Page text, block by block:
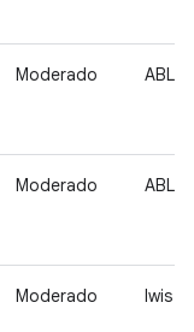
Moderado ABL
Moderado ABL
Moderado lwis